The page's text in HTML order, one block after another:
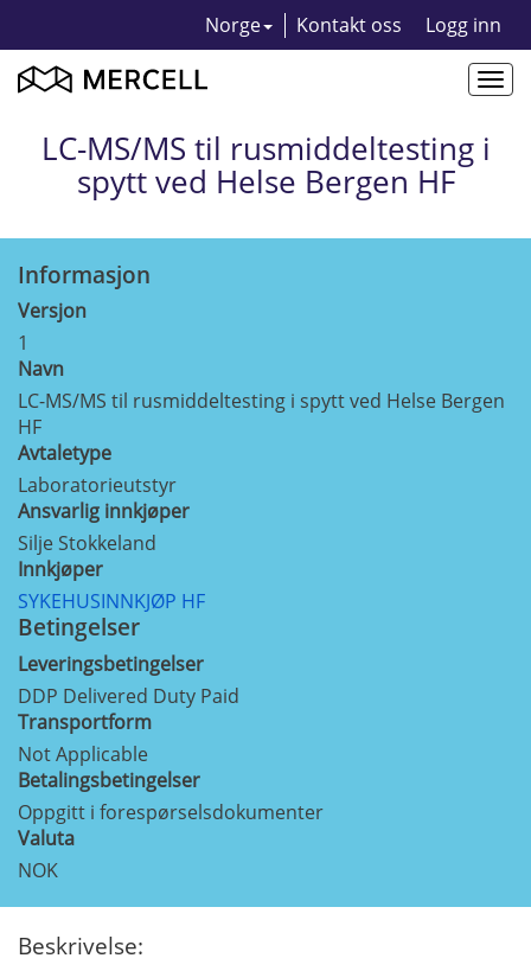
Norge Kontakt oss Logg inn
LC-MS/MS til rusmiddeltesting i
spytt ved Helse Bergen HF
Informasjon
Versjon
1
Navn
LC-MS/MS til rusmiddeltesting i spytt ved Helse Bergen
HF
Avtaletype
Laboratorieutstyr
Ansvarlig innkjøper
Silje Stokkeland
Innkjøper
SYKEHUSINNKJØP HF
Betingelser
Leveringsbetingelser
DDP Delivered Duty Paid
Transportform
Not Applicable
Betalingsbetingelser
Oppgitt i forespørselsdokumenter
Valuta
NOK
Beskrivelse: